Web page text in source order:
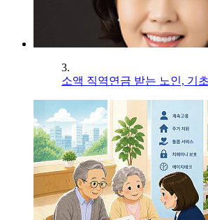
3.
소액 직역연금 받는 노인, 기